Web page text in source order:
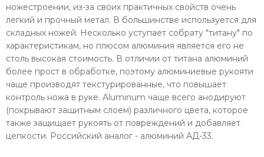
ножестроении, из-за своих практичных свойств очень
легкий и прочный метал. В большинстве используется для
складных ножей. Несколько уступает собрату "титану" по
характеристикам, но плюсом алюминия является его не
столь высокая стоимость. В отличии от титана алюминий
более прост в обработке, поэтому алюминиевые рукояти
чаще производят текстурированные, что повышает
контроль ножа в руке. Aluminum чаще всего анодируют
(покрывают защитным слоем) различного цвета, которое
также защищает рукоять от повреждений и добавляет
цепкости. Российский аналог - алюминий АД-33.